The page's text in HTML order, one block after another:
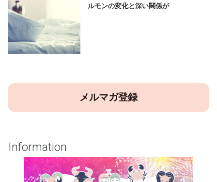
ルモンの変化と深い関係が
メルマガ登録
Information